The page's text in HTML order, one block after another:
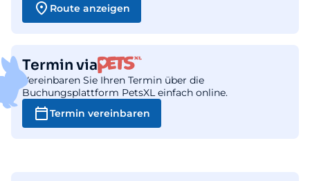
Route anzeigen
Termin via
Vereinbaren Sie Ihren Termin über die
Buchungsplattform PetsXL einfach online.
Termin vereinbaren